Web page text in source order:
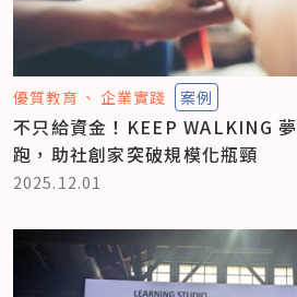
優質教育 企業實踐 案例
不只給資金！KEEP WALKING
跑，助社創家突破規模化瓶頸
2025.12.01